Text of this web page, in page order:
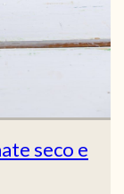
seco e